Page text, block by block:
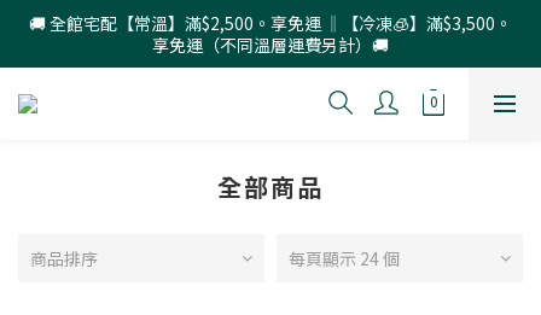
🚚 全館宅配【常溫】滿$2,500。享免運 ‖【冷凍🧊】滿$3,500。
享免運（不同溫層運費另計）🚚
全部商品
商品排序 每頁顯示 24 個